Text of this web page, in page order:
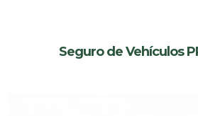
Seguro de Vehículos